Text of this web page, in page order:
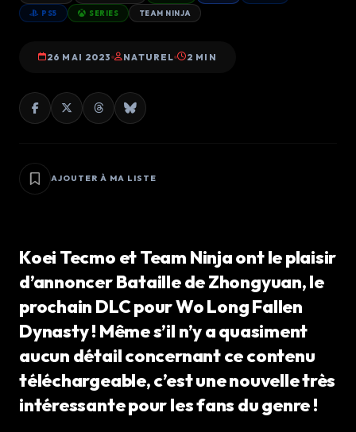
PS5 SERIES TEAM NINJA
26 MAI 2023 NATUREL 2 MIN
AJOUTER À MA LISTE
Koei Tecmo et Team Ninja ont le plaisir
d’annoncer Bataille de Zhongyuan, le
prochain DLC pour Wo Long Fallen
Dynasty ! Même s’il n’y a quasiment
aucun détail concernant ce contenu
téléchargeable, c’est une nouvelle très
intéressante pour les fans du genre !